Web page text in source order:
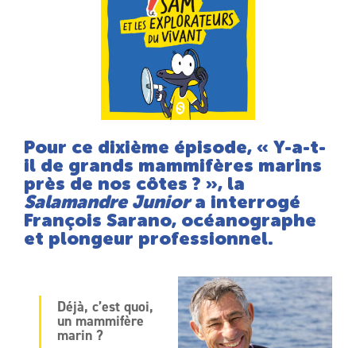
Pour ce dixième épisode, « Y-a-t-
il de grands mammifères marins
près de nos côtes ? », la
Salamandre Juniora interrogé
François Sarano, océanographe
et plongeur professionnel.
Déjà, c’est quoi,
un mammifère
marin ?